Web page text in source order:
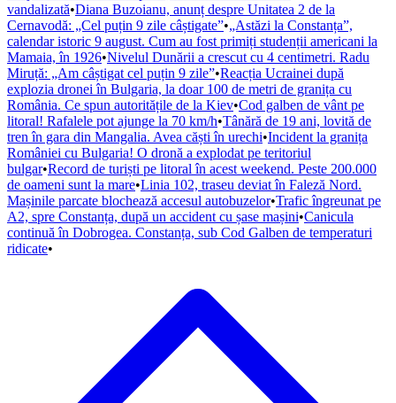
vandalizată•Diana Buzoianu, anunț despre Unitatea 2 de la
Cernavodă: „Cel puțin 9 zile câștigate”•„Astăzi la Constanța”,
calendar istoric 9 august. Cum au fost primiți studenții americani la
Mamaia, în 1926•Nivelul Dunării a crescut cu 4 centimetri. Radu
Miruță: „Am câștigat cel puțin 9 zile”•Reacția Ucrainei după
explozia dronei în Bulgaria, la doar 100 de metri de granița cu
România. Ce spun autoritățile de la Kiev•Cod galben de vânt pe
litoral! Rafalele pot ajunge la 70 km/h•Tânără de 19 ani, lovită de
tren în gara din Mangalia. Avea căști în urechi•Incident la granița
României cu Bulgaria! O dronă a explodat pe teritoriul
bulgar•Record de turiști pe litoral în acest weekend. Peste 200.000
de oameni sunt la mare•Linia 102, traseu deviat în Faleză Nord.
Mașinile parcate blochează accesul autobuzelor•Trafic îngreunat pe
A2, spre Constanța, după un accident cu șase mașini•Canicula
continuă în Dobrogea. Constanța, sub Cod Galben de temperaturi
ridicate•